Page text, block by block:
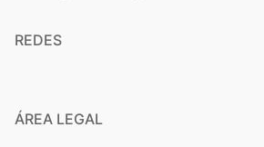
REDES
ÁREA LEGAL